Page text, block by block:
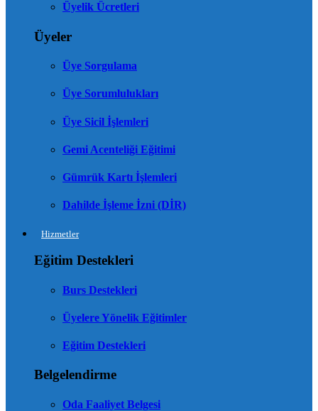
Üyelik Ücretleri
Üyeler
Üye Sorgulama
Üye Sorumlulukları
Üye Sicil İşlemleri
Gemi Acenteliği Eğitimi
Gümrük Kartı İşlemleri
Dahilde İşleme İzni (DİR)
Hizmetler
Eğitim Destekleri
Burs Destekleri
Üyelere Yönelik Eğitimler
Eğitim Destekleri
Belgelendirme
Oda Faaliyet Belgesi